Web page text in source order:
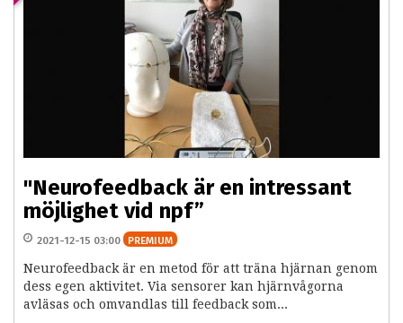
"Neurofeedback är en intressant
möjlighet vid npf”
2021-12-15 03:00 PREMIUM
Neurofeedback är en metod för att träna hjärnan genom
dess egen aktivitet. Via sensorer kan hjärnvågorna
avläsas och omvandlas till feedback som...